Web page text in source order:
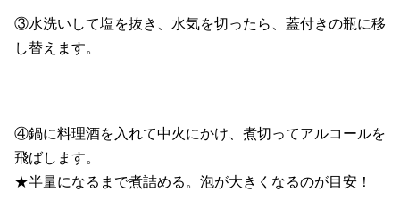
③水洗いして塩を抜き、水気を切ったら、蓋付きの瓶に移
し替えます。
④鍋に料理酒を入れて中火にかけ、煮切ってアルコールを
飛ばします。
★半量になるまで煮詰める。泡が大きくなるのが目安！